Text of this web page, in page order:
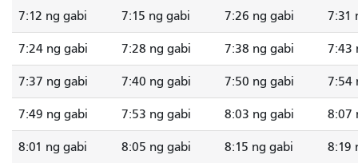
7:12 ng gabi 7:15 ng gabi 7:26 ng gabi 7:31
7:24 ng gabi 7:28 ng gabi 7:38 ng gabi 7:43
7:37 ng gabi 7:40 ng gabi 7:50 ng gabi 7:54
7:49 ng gabi 7:53 ng gabi 8:03 ng gabi 8:07
8:01 ng gabi 8:05 ng gabi 8:15 ng gabi 8:19